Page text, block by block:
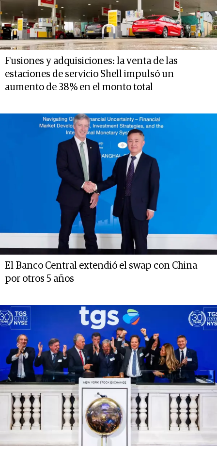
Fusiones y adquisiciones: la venta de las
estaciones de servicio Shell impulsó un
aumento de 38% en el monto total
El Banco Central extendió el swap con China
por otros 5 años